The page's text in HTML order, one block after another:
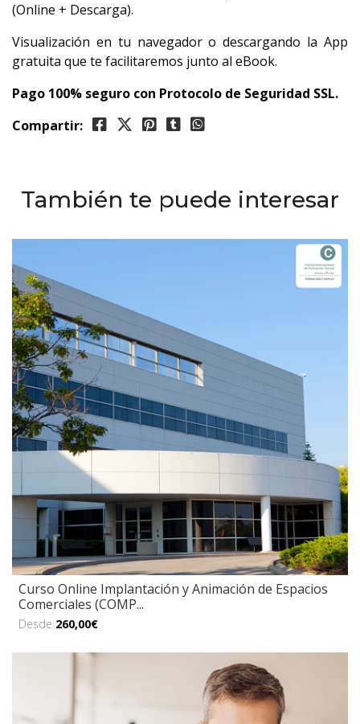
(Online + Descarga).
Visualización en tu navegador o descargando la App
gratuita que te facilitaremos junto al eBook.
Pago 100% seguro con Protocolo de Seguridad SSL.
Compartir:
También te puede interesar
Curso Online Implantación y Animación de Espacios
Comerciales (COMP...
Desde 260,00€